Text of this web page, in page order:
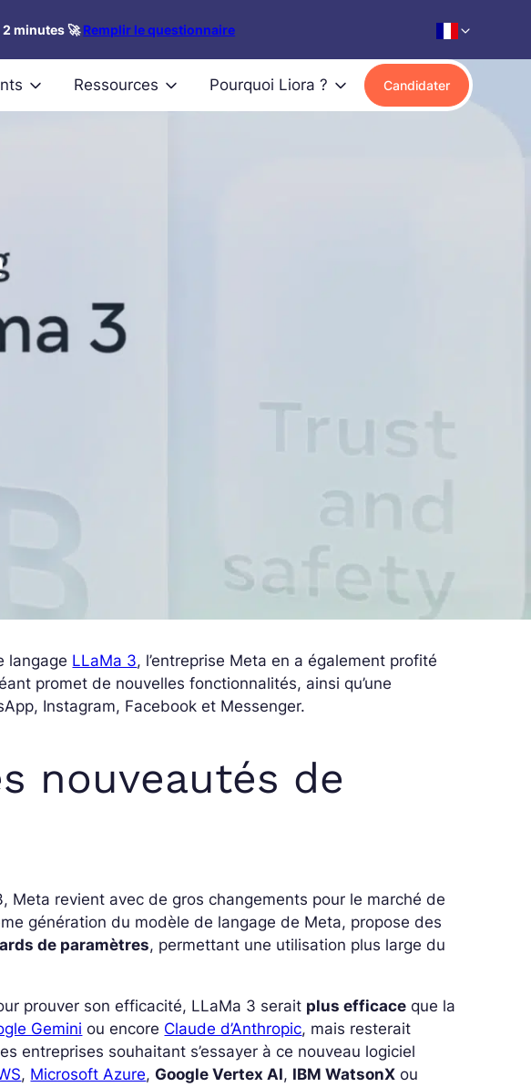
minutes 🚀Remplir le questionnaire
Ressources Pourquoi Liora ? Candidater
langage LLaMa 3, l’entreprise Meta en a également profité
promet de nouvelles fonctionnalités, ainsi qu’une
Instagram, Facebook et Messenger.
nouveautés de
Meta revient avec de gros changements pour le marché de
génération du modèle de langage de Meta, propose des
de paramètres, permettant une utilisation plus large du
prouver son efficacité, LLaMa 3 serait plus efficace que la
Gemini ou encore Claude d’Anthropic, mais resterait
entreprises souhaitant s’essayer à ce nouveau logiciel
, Microsoft Azure,Google Vertex AI, IBM WatsonX ou